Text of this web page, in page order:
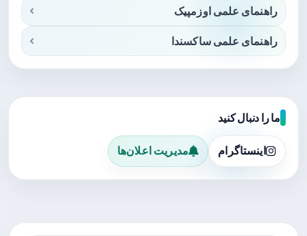
راهنمای علمی اوزمپیک
راهنمای علمی ساکسندا
ما را دنبال کنید
اینستاگرام مدیریت اعلان‌ها